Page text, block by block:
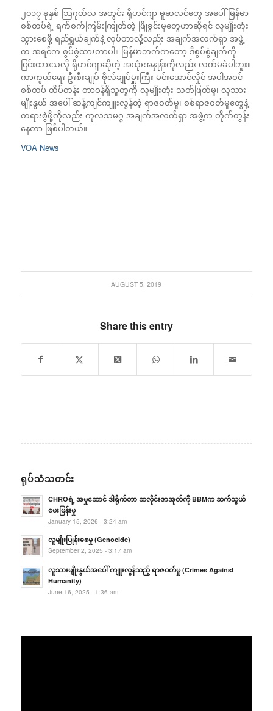
၂၀၁၇ ခုနှစ် သြဂုတ်လ အတွင်း ရိုဟင်ဂျာ မူဆလင်တွေ အပေါ် မြန်မာ
စစ်တပ်ရဲ့ ရက်စက်ကြမ်းကြုတ်တဲ့ ဖြိုခွင်းမှုတွေဟာဆိုရင် လူမျိုးတုံး
သွားစေဖို့ ရည်ရွယ်ချက်နဲ့ လုပ်တာလို့လည်း အချက်အလက်ရှာ အဖွဲ့
က အရင်က စွပ်စွဲထားတာပါ။ မြန်မာဘက်ကတော့ ဒီစွပ်စွဲချက်ကို
ငြင်းထားသလို ရိုဟင်ဂျာဆိုတဲ့ အသုံးအနှုန်းကိုလည်း လက်မခံပါဘူး။
ကာကွယ်ရေး ဦးစီးချုပ် ဗိုလ်ချုပ်မှူးကြီး မင်းအောင်လှိုင် အပါအဝင်
စစ်တပ် ထိပ်တန်း တာဝန်ရှိသူတွကို လူမျိုးတုံး သတ်ဖြတ်မှု၊ လူသား
မျိုးနွယ် အပေါ် ဆန့်ကျင်ကျူးလွန်တဲ့ ရာဇဝတ်မှု၊ စစ်ရာဇဝတ်မှုတွေနဲ့
တရားစွဲဖို့ကိုလည်း ကုလသမဂ္ဂ အချက်အလက်ရှာ အဖွဲ့က တိုက်တွန်း
နေတာ ဖြစ်ပါတယ်။
VOA News
AUGUST 5, 2019
Share this entry
ရုပ်သံသတင်း
CHROရဲ့ အမှုဆောင် ဒါရိုက်တာ ဆလိုင်းဇာအုတ်ကို BBMက ဆက်သွယ်
မေးမြန်းမှု
January 15, 2026 - 3:24 am
လူမျိုးပြုန်းစေမှု (Genocide)
September 2, 2025 - 3:17 am
လူသားမျိုးနွယ်အပေါ် ကျူးလွန်သည့် ရာဇဝတ်မှု (Crimes Against
Humanity)
June 16, 2025 - 1:36 am